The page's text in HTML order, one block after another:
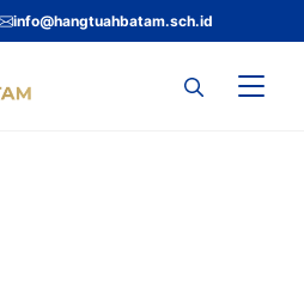
info@hangtuahbatam.sch.id